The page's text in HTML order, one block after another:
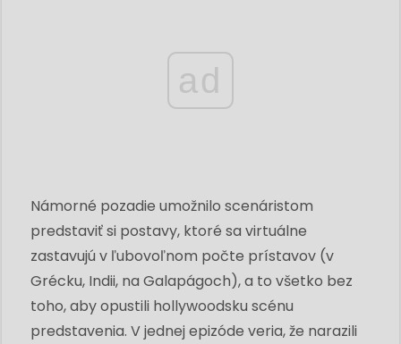
ad
Námorné pozadie umožnilo scenáristom
predstaviť si postavy, ktoré sa virtuálne
zastavujú v ľubovoľnom počte prístavov (v
Grécku, Indii, na Galapágoch), a to všetko bez
toho, aby opustili hollywoodsku scénu
predstavenia. V jednej epizóde veria, že narazili